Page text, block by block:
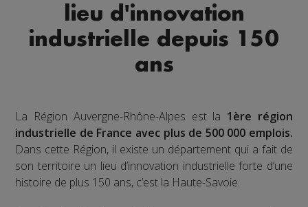
lieu d'innovation
industrielle depuis 150
ans
La Région Auvergne-Rhône-Alpes est la 1ère région
industrielle de France avec plus de 500 000 emplois.
Dans cette Région, il existe un département qui a fait de
son territoire un lieu d’innovation industrielle forte d’une
histoire de plus 150 ans, c’est la Haute-Savoie.